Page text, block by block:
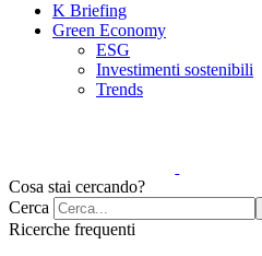
K Briefing
Green Economy
ESG
Investimenti sostenibili
Trends
Cosa stai cercando?
Cerca
Ricerche frequenti